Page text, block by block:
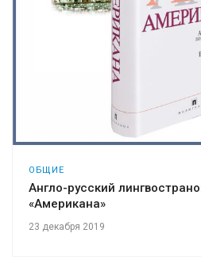
ОБЩИЕ
Англо-русский
«Американа»
23 декабря 2019